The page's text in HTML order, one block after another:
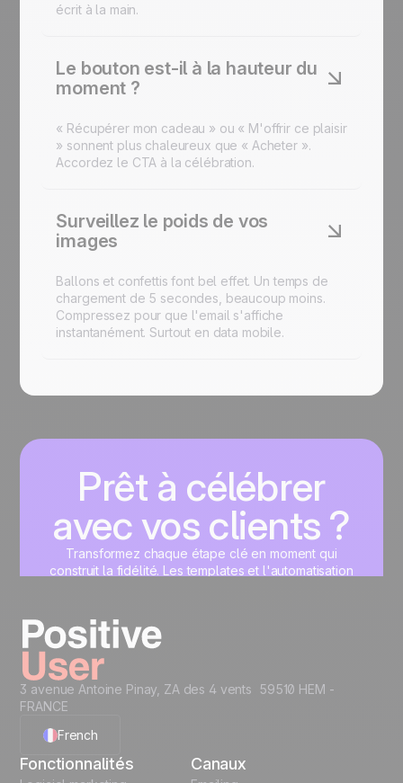
écrit à la main.
Le bouton est-il à la hauteur du
moment ?
« Récupérer mon cadeau » ou « M'offrir ce plaisir
» sonnent plus chaleureux que « Acheter ».
Accordez le CTA à la célébration.
Surveillez le poids de vos
images
Ballons et confettis font bel effet. Un temps de
chargement de 5 secondes, beaucoup moins.
Compressez pour que l'email s'affiche
instantanément. Surtout en data mobile.
Prêt à célébrer
avec vos clients ?
Transformez chaque étape clé en moment qui
construit la fidélité. Les templates et l'automatisation
Commencez maintenant
3 avenue Antoine Pinay, ZA des 4 vents 59510 HEM -
FRANCE
French
Fonctionnalités Canaux